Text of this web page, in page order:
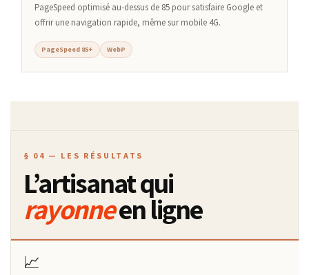
PageSpeed optimisé au-dessus de 85 pour satisfaire Google et
offrir une navigation rapide, même sur mobile 4G.
PageSpeed 85+ WebP
§ 04 — LES RÉSULTATS
L’artisanat qui
rayonneen ligne
📈